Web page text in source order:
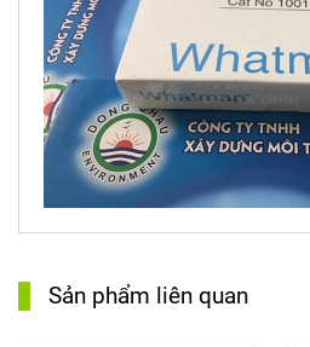
Sản phẩm liên quan